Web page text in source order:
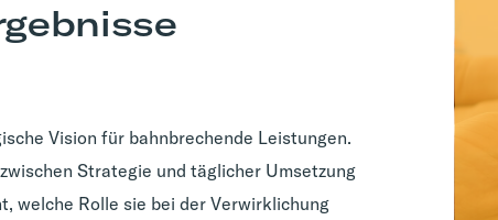
Vision für bahnbrechende Leistungen.
Strategie und täglicher Umsetzung
welche Rolle sie bei der Verwirklichung